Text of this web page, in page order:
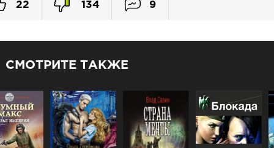
22 134 9
СМОТРИТЕ ТАКЖЕ